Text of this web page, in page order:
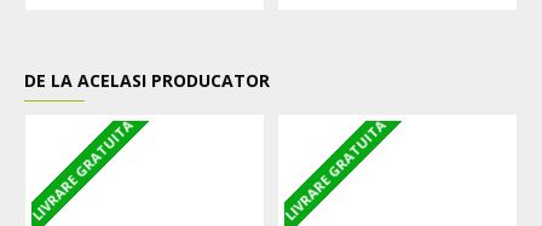
DE LA ACELASI PRODUCATOR
LIVRARE GRATUITA LIVRARE GRATUITA